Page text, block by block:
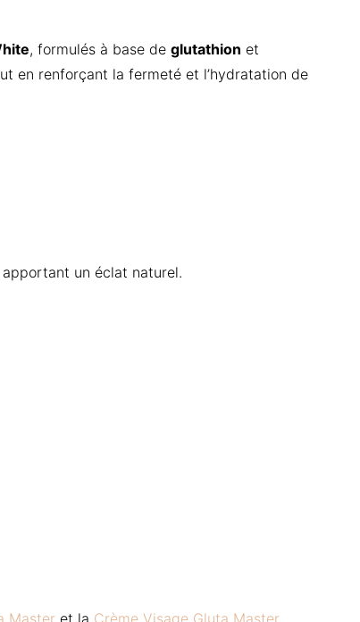
, formulés à base de glutathion et
en renforçant la fermeté et l’hydratation de
un éclat naturel.
Masteret la Crème Visage Gluta Master